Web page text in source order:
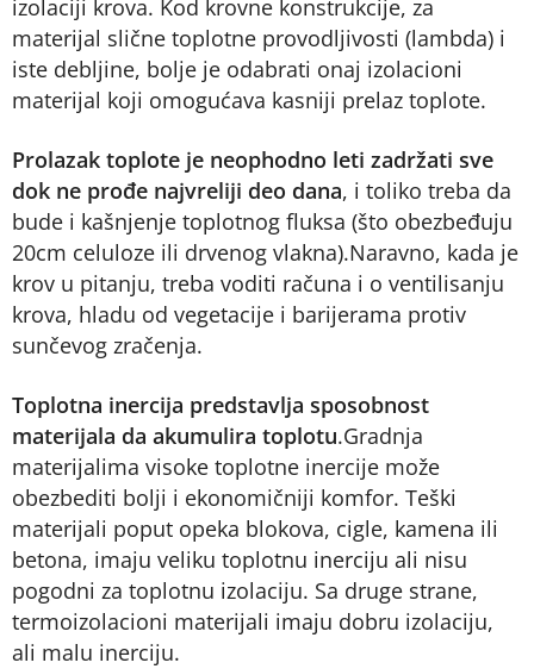
izolaciji krova. Kod krovne konstrukcije, za
materijal slične toplotne provodljivosti (lambda) i
iste debljine, bolje je odabrati onaj izolacioni
materijal koji omogućava kasniji prelaz toplote.
Prolazak toplote je neophodno leti zadržati sve
dok ne prođe najvreliji deo dana, i toliko treba da
bude i kašnjenje toplotnog fluksa (što obezbeđuju
20cm celuloze ili drvenog vlakna).Naravno, kada je
krov u pitanju, treba voditi računa i o ventilisanju
krova, hladu od vegetacije i barijerama protiv
sunčevog zračenja.
Toplotna inercija predstavlja sposobnost
materijala da akumulira toplotu.Gradnja
materijalima visoke toplotne inercije može
obezbediti bolji i ekonomičniji komfor. Teški
materijali poput opeka blokova, cigle, kamena ili
betona, imaju veliku toplotnu inerciju ali nisu
pogodni za toplotnu izolaciju. Sa druge strane,
termoizolacioni materijali imaju dobru izolaciju,
ali malu inerciju.